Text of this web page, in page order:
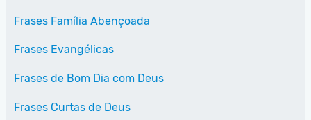
Frases Família Abençoada
Frases Evangélicas
Frases de Bom Dia com Deus
Frases Curtas de Deus